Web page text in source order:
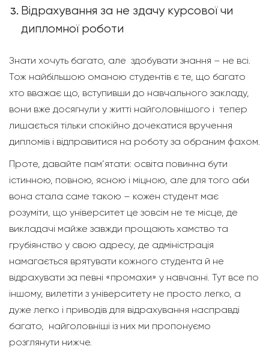
Відрахування за не здачу курсової чи
дипломної роботи
Знати хочуть багато, але здобувати знання – не всі.
Тож найбільшою оманою студентів є те, що багато
хто вважає що, вступивши до навчального закладу,
вони вже досягнули у житті найголовнішого і тепер
лишається тільки спокійно дочекатися вручення
дипломів і відправитися на роботу за обраним фахом.
Проте, давайте пам’ятати: освіта повинна бути
істинною, повною, ясною і міцною, але для того аби
вона стала саме такою – кожен студент має
розуміти, що університет це зовсім не те місце, де
викладачі майже завжди прощають хамство та
грубіянство у свою адресу, де адміністрація
намагається врятувати кожного студента й не
відрахувати за певні «промахи» у навчанні. Тут все по
іншому, вилетіти з університету не просто легко, а
дуже легко і приводів для відрахування насправді
багато, найголовніші із них ми пропонуємо
розглянути нижче.